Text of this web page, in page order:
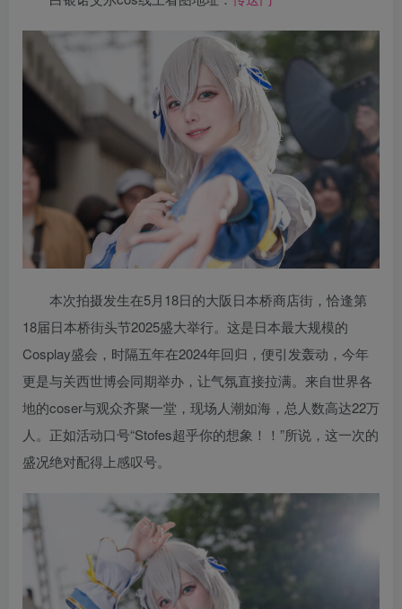
本次拍摄发生在5月18日的大阪日本桥商店街，恰逢第
18届日本桥街头节2025盛大举行。这是日本最大规模的
Cosplay盛会，时隔五年在2024年回归，便引发轰动，今年
更是与关西世博会同期举办，让气氛直接拉满。来自世界各
地的coser与观众齐聚一堂，现场人潮如海，总人数高达22万
人。正如活动口号“Stofes超乎你的想象！！”所说，这一次的
盛况绝对配得上感叹号。